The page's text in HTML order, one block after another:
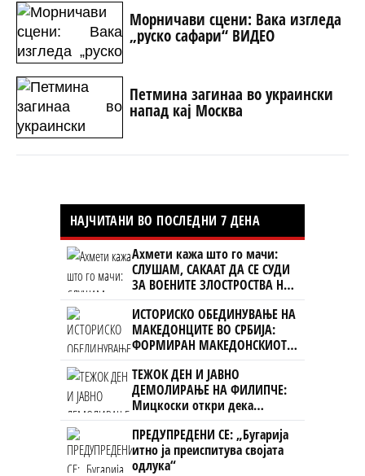
Морничави сцени: Вака изгледа
„руско сафари“ ВИДЕО
Петмина загинаа во украински
напад кај Москва
НАЈЧИТАНИ ВО ПОСЛЕДНИ 7 ДЕНА
Ахмети кажа што го мачи:
СЛУШАМ, САКААТ ДА СЕ СУДИ
ЗА ВОЕНИТЕ ЗЛОСТРОСТВА НА
УЧК...
ИСТОРИСКО ОБЕДИНУВАЊЕ НА
МАКЕДОНЦИТЕ ВО СРБИЈА:
ФОРМИРАН МАКЕДОНСКИОТ
НАЦИОНАЛЕН СОЈУЗ
ТЕЖОК ДЕН И ЈАВНО
ДЕМОЛИРАЊЕ НА ФИЛИПЧЕ:
Мицкоски откри дека
човекот појма нема од
ништо, освен за кеш
ПРЕДУПРЕДЕНИ СЕ: „Бугарија
итно ја преиспитува својата
одлука“